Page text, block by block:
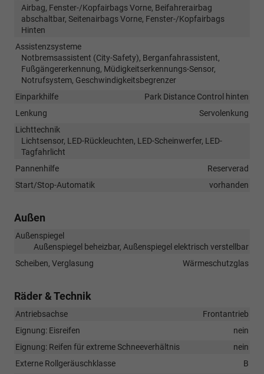
Airbag, Fenster-/Kopfairbags Vorne, Beifahrerairbag
abschaltbar, Seitenairbags Vorne, Fenster-/Kopfairbags
Hinten
Assistenzsysteme
Notbremsassistent (City-Safety), Berganfahrassistent,
Fußgängererkennung, Müdigkeitserkennungs-Sensor,
Notrufsystem, Geschwindigkeitsbegrenzer
Einparkhilfe
Park Distance Control hinten
Lenkung
Servolenkung
Lichttechnik
Lichtsensor, LED-Rückleuchten, LED-Scheinwerfer, LED-
Tagfahrlicht
Pannenhilfe
Reserverad
Start/Stop-Automatik
vorhanden
Außen
Außenspiegel
Außenspiegel beheizbar, Außenspiegel elektrisch verstellbar
Scheiben, Verglasung
Wärmeschutzglas
Räder & Technik
Antriebsachse
Frontantrieb
Eignung: Eisreifen
nein
Eignung: Reifen für extreme Schneeverhältnis
nein
Externe Rollgeräuschklasse
B